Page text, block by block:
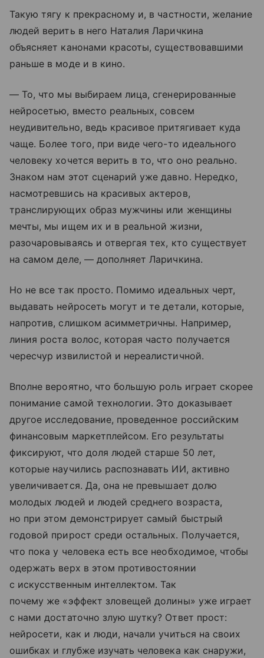
Такую тягу к прекрасному и, в частности, желание
людей верить в него Наталия Ларичкина
объясняет канонами красоты, существовавшими
раньше в моде и в кино.
— То, что мы выбираем лица, сгенерированные
нейросетью, вместо реальных, совсем
неудивительно, ведь красивое притягивает куда
чаще. Более того, при виде чего-то идеального
человеку хочется верить в то, что оно реально.
Знаком нам этот сценарий уже давно. Нередко,
насмотревшись на красивых актеров,
транслирующих образ мужчины или женщины
мечты, мы ищем их и в реальной жизни,
разочаровываясь и отвергая тех, кто существует
на самом деле, — дополняет Ларичкина.
Но не все так просто. Помимо идеальных черт,
выдавать нейросеть могут и те детали, которые,
напротив, слишком асимметричны. Например,
линия роста волос, которая часто получается
чересчур извилистой и нереалистичной.
Вполне вероятно, что большую роль играет скорее
понимание самой технологии. Это доказывает
другое исследование, проведенное российским
финансовым маркетплейсом. Его результаты
фиксируют, что доля людей старше 50 лет,
которые научились распознавать ИИ, активно
увеличивается. Да, она не превышает долю
молодых людей и людей среднего возраста,
но при этом демонстрирует самый быстрый
годовой прирост среди остальных. Получается,
что пока у человека есть все необходимое, чтобы
одержать верх в этом противостоянии
с искусственным интеллектом. Так
почему же «эффект зловещей долины» уже играет
с нами достаточно злую шутку? Ответ прост:
нейросети, как и люди, начали учиться на своих
ошибках и глубже изучать человека как снаружи,